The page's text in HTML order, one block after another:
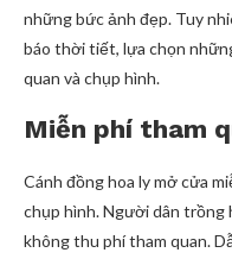
những bức ảnh đẹp. Tuy
báo thời tiết, lựa chọn
quan và chụp hình.
Miễn phí tham
Cánh đồng hoa ly mở cửa
chụp hình. Người dân trồng
không thu phí tham quan.